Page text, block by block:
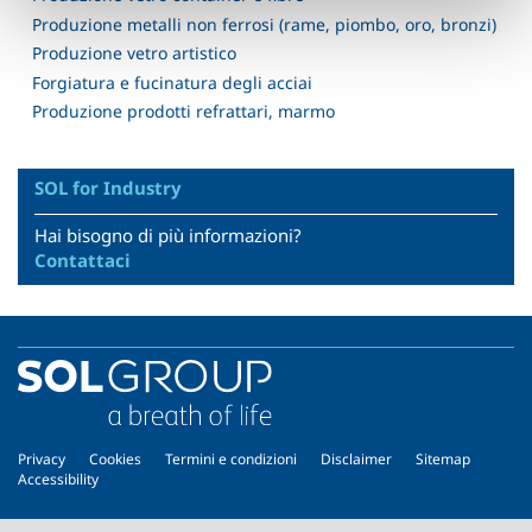
Produzione metalli non ferrosi (rame, piombo, oro, bronzi)
Produzione vetro artistico
Forgiatura e fucinatura degli acciai
Produzione prodotti refrattari, marmo
SOL for Industry
Hai bisogno di più informazioni?
Contattaci
Privacy Cookies Termini e condizioni Disclaimer
Sitemap
Accessibility